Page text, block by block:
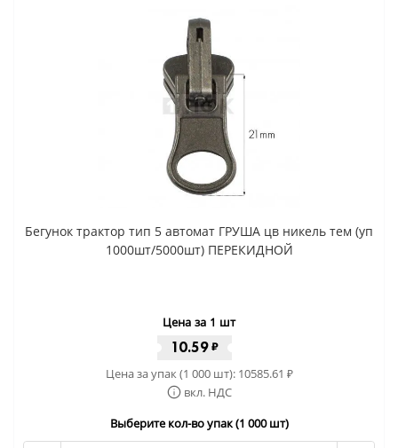
Бегунок трактор тип 5 автомат ГРУША цв никель тем (уп
1000шт/5000шт) ПЕРЕКИДНОЙ
Цена за 1 шт
10.59₽
Цена за упак (1 000 шт): 10585.61 ₽
вкл. НДС
Выберите кол-во упак (1 000 шт)